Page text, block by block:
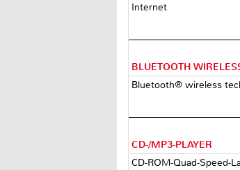
Internet
BLUETOOTH
Bluetooth® wireless
CD-/MP3-PLAYER
CD-ROM-Quad-Speed-